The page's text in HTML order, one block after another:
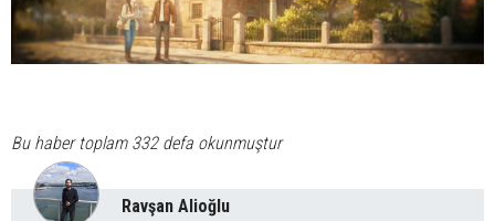
Bu haber toplam 332 defa okunmuştur
Ravşan Alioğlu